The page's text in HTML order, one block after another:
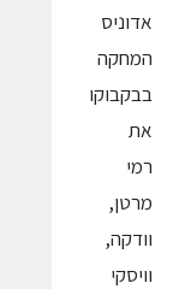
אדוניס
המחקה
בבקבוקו
את
רמי
מרטן,
וודקה,
וויסקי